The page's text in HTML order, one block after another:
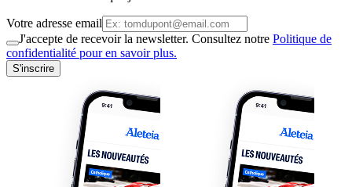
Votre adresse email
J'accepte de recevoir la newsletter. Consultez notre Politique de
confidentialité pour en savoir plus.
S'inscrire